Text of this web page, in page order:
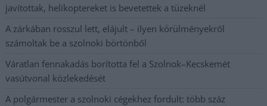
javítottak, helikoptereket is bevetettek a tüzeknél
A zárkában rosszul lett, elájult – ilyen körülményekről
számoltak be a szolnoki börtönből
Váratlan fennakadás borította fel a Szolnok–Kecskemét
vasútvonal közlekedését
A polgármester a szolnoki cégekhez fordult: több száz